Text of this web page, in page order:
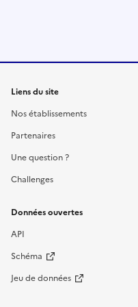
Liens du site
Nos établissements
Partenaires
Une question ?
Challenges
Données ouvertes
API
Schéma
Jeu de données